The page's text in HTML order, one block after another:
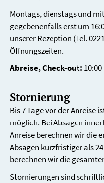
Montags, dienstags und
gegebenenfalls erst um
unserer Rezeption (Tel.
Öffnungszeiten.
Abreise, Check-out:
Stornierung
Bis 7 Tage vor der Anreise
möglich. Bei Absagen
Anreise berechnen wir die
Absagen kurzfristiger als
berechnen wir die
Stornierungen sind